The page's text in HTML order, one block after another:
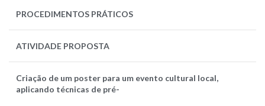
PROCEDIMENTOS PRÁTICOS
ATIVIDADE PROPOSTA
Criação de um poster para um evento cultural local,
aplicando técnicas de pré-